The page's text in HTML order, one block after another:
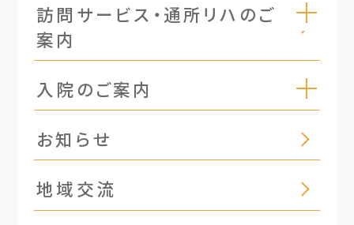
訪問サービス・通所リハのご
案内
入院のご案内
お知らせ
地域交流